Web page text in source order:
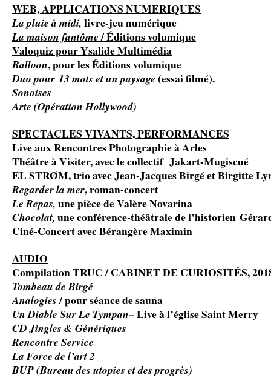
WEB, APPLICATIONS NUMERIQUES
La pluie à midi, livre-jeu numérique
La maison fantôme/ Éditions volumique
Valoquiz pour Ysalide Multimédia
Balloon, pour les Éditions volumique
Duo pour 13 mots et un paysage (essai filmé).
Sonoises
Arte (Opération Hollywood)
SPECTACLES VIVANTS, PERFORMANCES
Live aux Rencontres Photographie à Arles
Théâtre à Visiter, avec le collectif Jakart-Mugiscué
EL STRØM, trio avec Jean-Jacques Birgé et Birgitte
Regarder la mer, roman-concert
Le Repas, une pièce de Valère Novarina
Chocolat, une conférence-théâtrale de l’historien
Ciné-Concert avec Bérangère Maximin
AUDIO
Compilation TRUC / CABINET DE CURIOSITÉS,
Tombeau de Birgé
Analogies/ pour séance de sauna
Un Diable Sur Le Tympan–Live à l’église Saint Merry
CD Jingles & Génériques
Rencontre Service
La Force de l’art 2
BUP (Bureau des utopies et des progrès)